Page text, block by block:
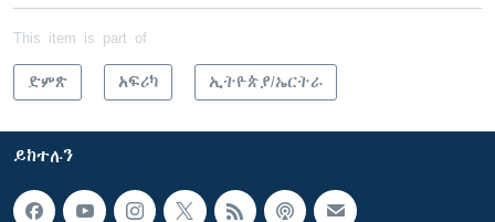
This item is part of
ድምጽ አፍሪካ ኢትዮጵያ/ኤርትራ
ይከተሉን